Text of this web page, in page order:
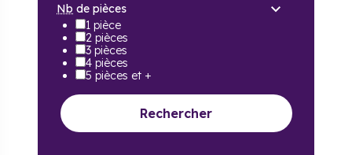
Nb de pièces
1 pièce
2 pièces
3 pièces
4 pièces
5 pièces et +
Rechercher